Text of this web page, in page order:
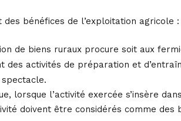
bénéfices de l’exploitation agricole :
de biens ruraux procure soit aux
des activités de préparation et
lorsque l’activité exercée s’insère
doivent être considérés comme